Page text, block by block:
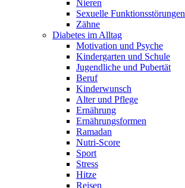
Nieren
Sexuelle Funktionsstörungen
Zähne
Diabetes im Alltag
Motivation und Psyche
Kindergarten und Schule
Jugendliche und Pubertät
Beruf
Kinderwunsch
Alter und Pflege
Ernährung
Ernährungsformen
Ramadan
Nutri-Score
Sport
Stress
Hitze
Reisen